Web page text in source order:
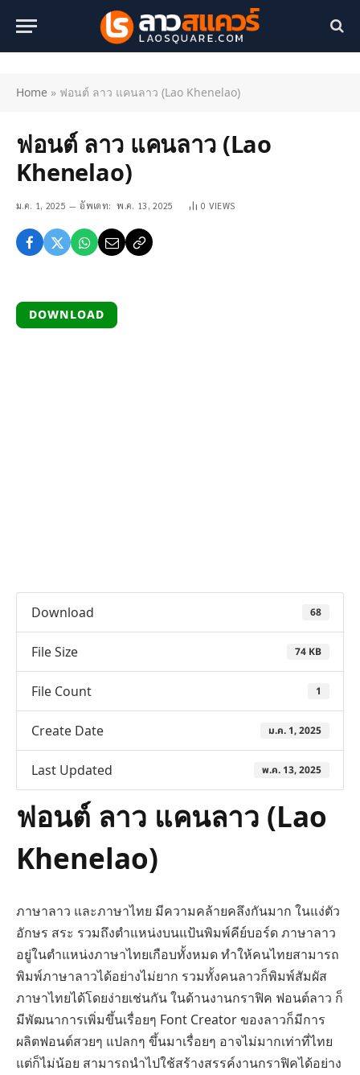
Home » ฟอนต์ ลาว แคนลาว (Lao Khenelao)
ฟอนต์ ลาว แคนลาว (Lao
Khenelao)
ม.ค. 1, 2025 อัพเดท: พ.ค. 13, 2025 0 VIEWS
DOWNLOAD
Download 68
File Size 74 KB
File Count 1
Create Date ม.ค. 1, 2025
Last Updated พ.ค. 13, 2025
ฟอนต์ ลาว แคนลาว (Lao
Khenelao)
ภาษาลาว และภาษาไทย มีความคล้ายคลึงกันมาก ในแง่ตัว
อักษร สระ รวมถึงตำแหน่งบนแป้นพิมพ์คีย์บอร์ด ภาษาลาว
อยู่ในตำแหน่งภาษาไทยเกือบทั้งหมด ทำให้คนไทยสามารถ
พิมพ์ภาษาลาวได้อย่างไม่ยาก รวมทั้งคนลาวก็พิมพ์สัมผัส
ภาษาไทยได้โดยง่ายเช่นกัน ในด้านงานกราฟิค ฟอนต์ลาว ก็
มีพัฒนาการเพิ่มขึ้นเรื่อยๆ Font Creator ของลาวก็มีการ
ผลิตฟอนต์สวยๆ แปลกๆ ขึ้นมาเรื่อยๆ อาจไม่มากเท่าที่ไทย
แต่ก็ไม่น้อย สามารถนำไปใช้สร้างสรรค์งานกราฟิคได้อย่าง